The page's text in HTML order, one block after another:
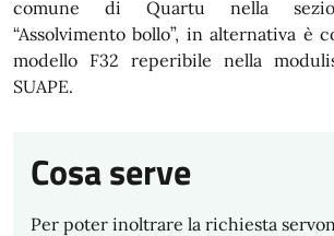
comune di Quartu nella
“Assolvimento bollo”, in alternativa è
modello F32 reperibile nella
SUAPE.
Cosa serve
Per poter inoltrare la richiesta